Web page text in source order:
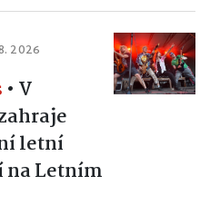
2026
• V
letní
na Letním